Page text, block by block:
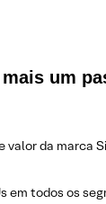
um
da marca
em todos os